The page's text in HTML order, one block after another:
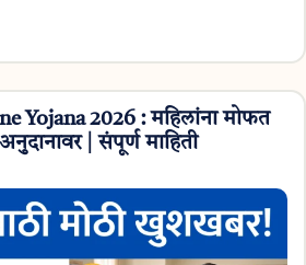
Yojana 2026 : महिलांना मोफत
| संपूर्ण माहिती